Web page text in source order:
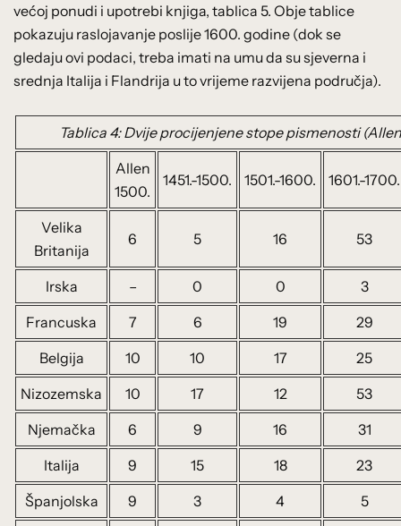
većoj ponudi i upotrebi knjiga, tablica 5. Obje tablice
pokazuju raslojavanje poslije 1600. godine (dok se
gledaju ovi podaci, treba imati na umu da su sjeverna i
srednja Italija i Flandrija u to vrijeme razvijena područja).
Tablica 4: Dvije procijenjene stope pismenosti
Allen
1500.
1451.-1500. 1501.-1600. 1601.-1700.
Velika
Britanija
6 5 16 53
Irska – 0 0
3
Francuska
7 6 19
29
Belgija
10 10 17
25
Nizozemska
10 17 12
53
Njemačka
6 9 16
31
Italija
9 15 18
23
Španjolska
9 3 4
5